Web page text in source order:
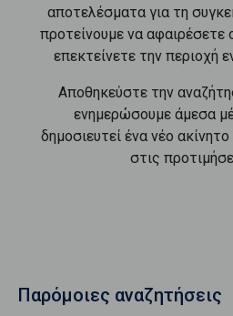
αποτελέσματα για τη
προτείνουμε να αφαιρέσετε
επεκτείνετε την περιοχή
Αποθηκεύστε την
ενημερώσουμε άμεσα
δημοσιευτεί ένα νέο
στις
Παρόμοιες αναζητήσεις